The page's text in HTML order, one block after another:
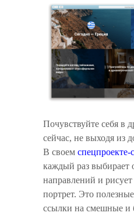
Почувствуйте себя в
сейчас, не выходя из
В своем спецпроекте-
каждый раз
направлений и
портрет. Это
ссылки на смешные и